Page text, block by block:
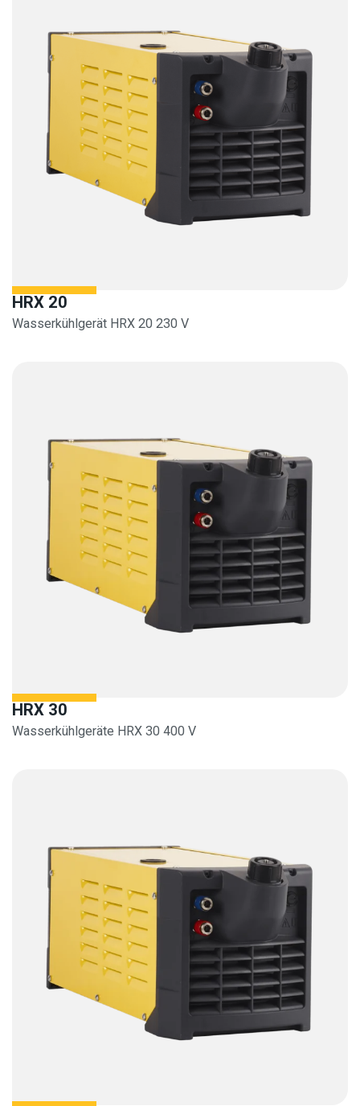
HRX 20
Wasserkühlgerät HRX 20 230 V
HRX 30
Wasserkühlgeräte HRX 30 400 V